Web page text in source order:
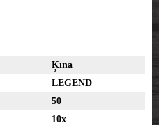
Ķīnā
LEGEND
50
10x